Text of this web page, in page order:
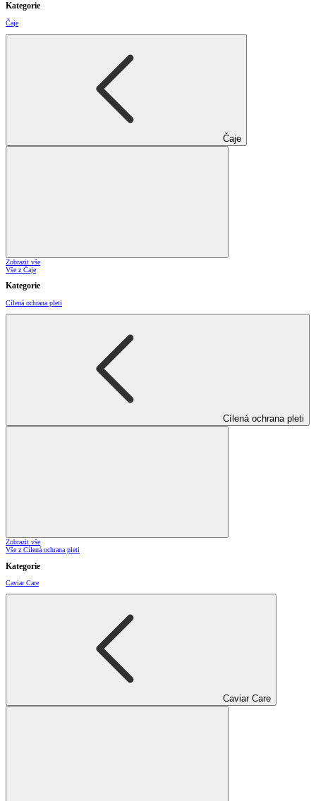
Kategorie
Čaje
Čaje
Zobrazit vše
Vše z Čaje
Kategorie
Cílená ochrana pleti
Cílená ochrana pleti
Zobrazit vše
Vše z Cílená ochrana pleti
Kategorie
Caviar Care
Caviar Care